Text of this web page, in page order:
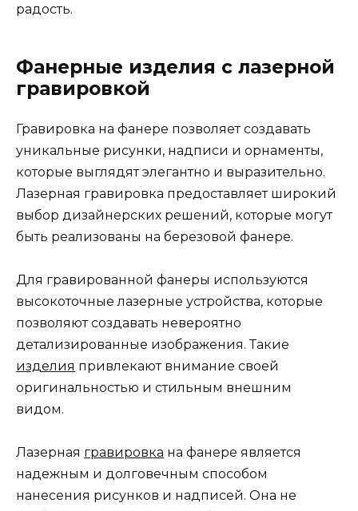
радость.
Фанерные изделия с лазерной
гравировкой
Гравировка на фанере позволяет создавать
уникальные рисунки, надписи и орнаменты,
которые выглядят элегантно и выразительно.
Лазерная гравировка предоставляет широкий
выбор дизайнерских решений, которые могут
быть реализованы на березовой фанере.
Для гравированной фанеры используются
высокоточные лазерные устройства, которые
позволяют создавать невероятно
детализированные изображения. Такие
изделия привлекают внимание своей
оригинальностью и стильным внешним
видом.
Лазерная гравировка на фанере является
надежным и долговечным способом
нанесения рисунков и надписей. Она не